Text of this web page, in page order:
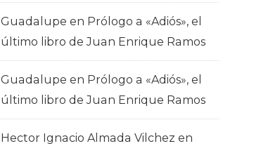
Guadalupe en Prólogo a «Adiós», el
último libro de Juan Enrique Ramos
Guadalupe en Prólogo a «Adiós», el
último libro de Juan Enrique Ramos
Hector Ignacio Almada Vilchez en